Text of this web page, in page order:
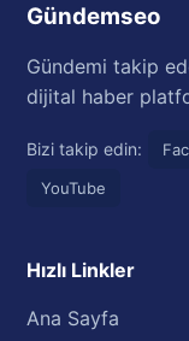
Gündemseo
Gündemi takip
dijital haber
Bizi takip edin:
YouTube
Hızlı Linkler
Ana Sayfa